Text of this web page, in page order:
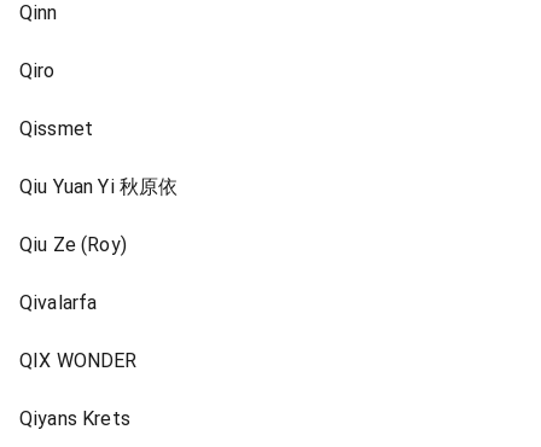
Qinn
Qiro
Qissmet
Qiu Yuan Yi 秋原依
Qiu Ze (Roy)
Qivalarfa
QIX WONDER
Qiyans Krets